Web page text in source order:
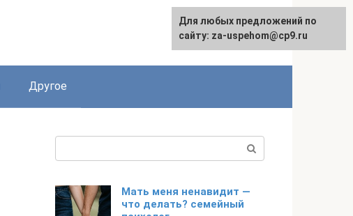
English
Другое
Мать меня ненавидит —
что делать? семейный
Для любых предложений по
сайту: za-uspehom@cp9.ru